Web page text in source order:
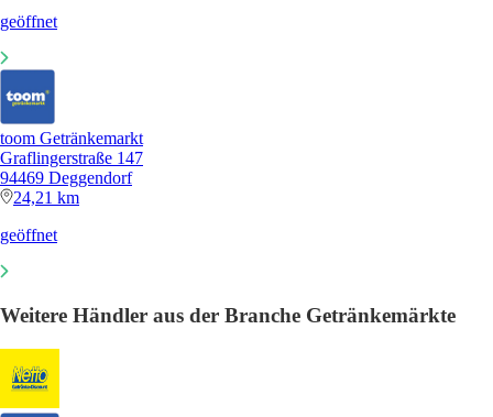
geöffnet
toom Getränkemarkt
Graflingerstraße 147
94469 Deggendorf
24,21 km
geöffnet
Weitere Händler aus der Branche Getränkemärkte